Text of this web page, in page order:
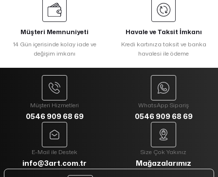
Müşteri Memnuniyeti
14 Gün içerisinde kolay iade ve
değişim imkanı
Havale ve Taksit İmkanı
Kredi kartınıza taksit ve banka
havalesi ile ödeme
Müşteri Hizmetleri
0546 909 68 69
WhatsApp Sipariş
0546 909 68 69
E-Mail ile Destek
info@3art.com.tr
Size Çok Yakınız
Mağazalarımız